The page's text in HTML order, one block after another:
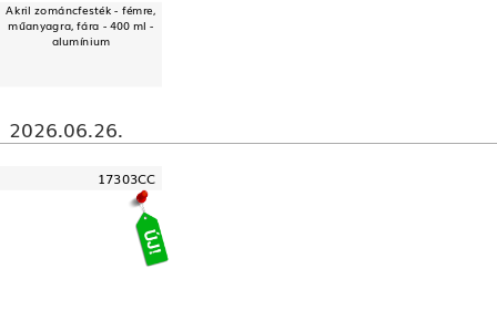
Akril zománcfesték - fémre,
műanyagra, fára - 400 ml -
alumínium
2026.06.26.
17303CC